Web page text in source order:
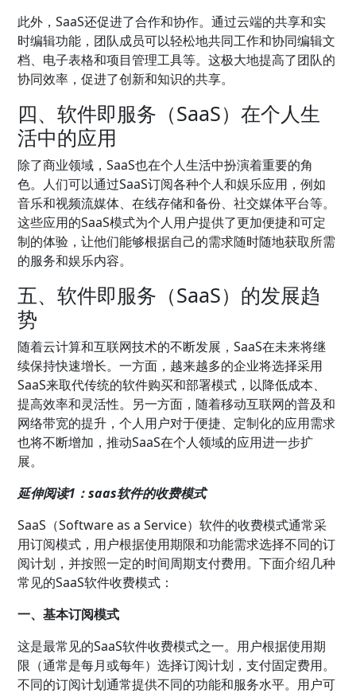
此外，SaaS还促进了合作和协作。通过云端的共享和实
时编辑功能，团队成员可以轻松地共同工作和协同编辑文
档、电子表格和项目管理工具等。这极大地提高了团队的
协同效率，促进了创新和知识的共享。
四、软件即服务（SaaS）在个人生
活中的应用
除了商业领域，SaaS也在个人生活中扮演着重要的角
色。人们可以通过SaaS订阅各种个人和娱乐应用，例如
音乐和视频流媒体、在线存储和备份、社交媒体平台等。
这些应用的SaaS模式为个人用户提供了更加便捷和可定
制的体验，让他们能够根据自己的需求随时随地获取所需
的服务和娱乐内容。
五、软件即服务（SaaS）的发展趋
势
随着云计算和互联网技术的不断发展，SaaS在未来将继
续保持快速增长。一方面，越来越多的企业将选择采用
SaaS来取代传统的软件购买和部署模式，以降低成本、
提高效率和灵活性。另一方面，随着移动互联网的普及和
网络带宽的提升，个人用户对于便捷、定制化的应用需求
也将不断增加，推动SaaS在个人领域的应用进一步扩
展。
延伸阅读1：saas软件的收费模式
SaaS（Software as a Service）软件的收费模式通常采
用订阅模式，用户根据使用期限和功能需求选择不同的订
阅计划，并按照一定的时间周期支付费用。下面介绍几种
常见的SaaS软件收费模式：
一、基本订阅模式
这是最常见的SaaS软件收费模式之一。用户根据使用期
限（通常是每月或每年）选择订阅计划，支付固定费用。
不同的订阅计划通常提供不同的功能和服务水平。用户可